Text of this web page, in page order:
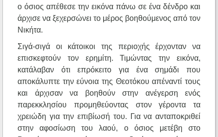
ο όσιος απέθεσε την εικόνα πάνω σε ένα δένδρο και
άρχισε να ξεχερσώνει το μέρος βοηθούμενος από τον
Νικήτα.
Σιγά-σιγά οι κάτοικοι της περιοχής έρχονταν να
επισκεφτούν τον ερημίτη. Τιμώντας την εικόνα,
κατάλαβαν ότι επρόκειτο για ένα σημάδι που
αποκάλυπτε την εύνοια της Θεοτόκου απέναντί τους
και άρχισαν να βοηθούν στην ανέγερση ενός
παρεκκλησίου προμηθεύοντας στον γέροντα τα
χρειώδη για την επιβίωσή του. Για να ανταποκριθεί
στην αφοσίωση του λαού, ο όσιος μετέβη στο